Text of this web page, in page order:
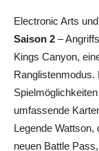
Electronic Arts
Saison 2 –
Kings Canyon,
Ranglistenmodus.
umfassende
Legende Wattson,
neuen Battle